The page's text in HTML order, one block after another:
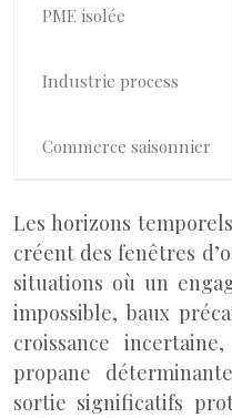
PME isolée
Industrie process
Commerce saisonnier
Les horizons
créent des fenêtres
situations où un
impossible, baux
croissance
propane
sortie significatifs